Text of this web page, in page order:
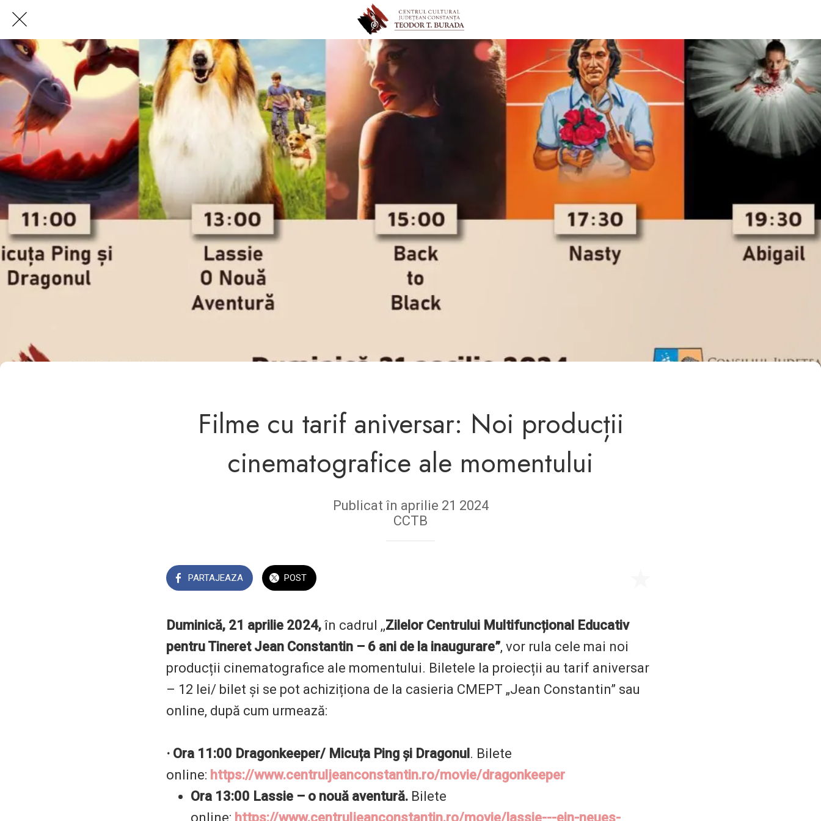
Filme cu tarif aniversar: Noi producții
cinematografice ale momentului
Publicat în aprilie 21 2024
CCTB
PARTAJEAZA POST
Duminică, 21 aprilie 2024, în cadrul ,,Zilelor Centrului Multifuncțional Educativ
pentru Tineret Jean Constantin – 6 ani de la inaugurare”, vor rula cele mai noi
producții cinematografice ale momentului. Biletele la proiecții au tarif aniversar
– 12 lei/ bilet și se pot achiziționa de la casieria CMEPT „Jean Constantin” sau
online, după cum urmează:
· Ora 11:00 Dragonkeeper/ Micuța Ping și Dragonul . Bilete
online: https://www.centruljeanconstantin.ro/movie/dragonkeeper
Ora 13:00 Lassie – o nouă aventură. Bilete
online: https://www.centruljeanconstantin.ro/movie/lassie---ein-neues-